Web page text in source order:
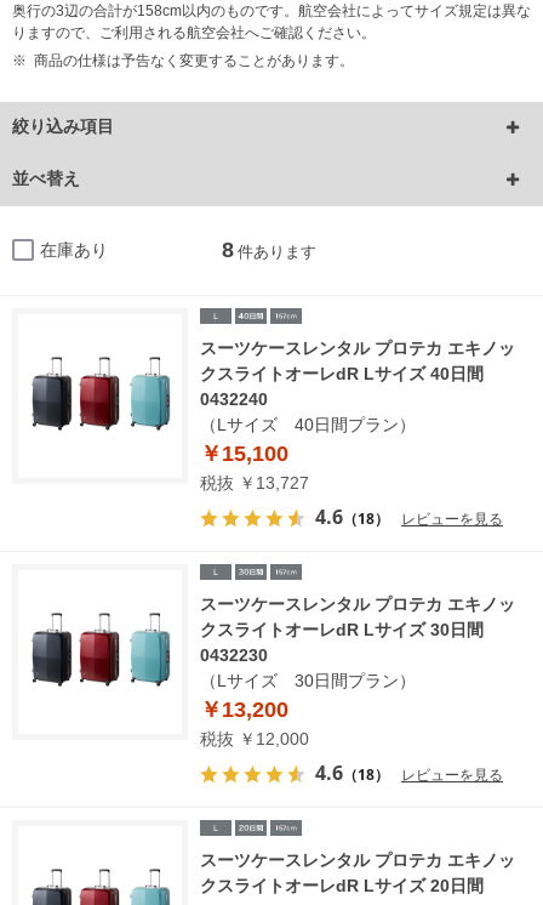
奥行の3辺の合計が158cm以内のものです。航空会社によってサイズ規定は異な
りますので、ご利用される航空会社へご確認ください。
※ 商品の仕様は予告なく変更することがあります。
絞り込み項目
並べ替え
8 件あります
在庫あり
スーツケースレンタル プロテカ エキノッ
クスライトオーレdR Lサイズ 40日間
0432240
（Lサイズ 40日間プラン）
￥15,100
税抜 ￥13,727
4.6 （18） レビューを見る
スーツケースレンタル プロテカ エキノッ
クスライトオーレdR Lサイズ 30日間
0432230
（Lサイズ 30日間プラン）
￥13,200
税抜 ￥12,000
4.6 （18） レビューを見る
スーツケースレンタル プロテカ エキノッ
クスライトオーレdR Lサイズ 20日間